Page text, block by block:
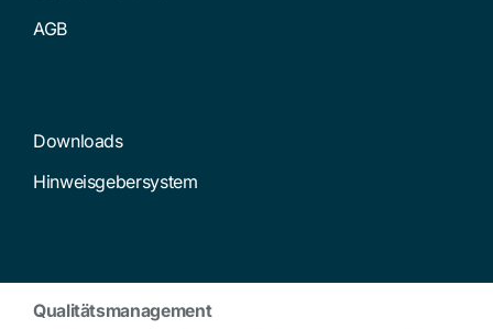
AGB
Downloads
Hinweisgebersystem
Qualitätsmanagement